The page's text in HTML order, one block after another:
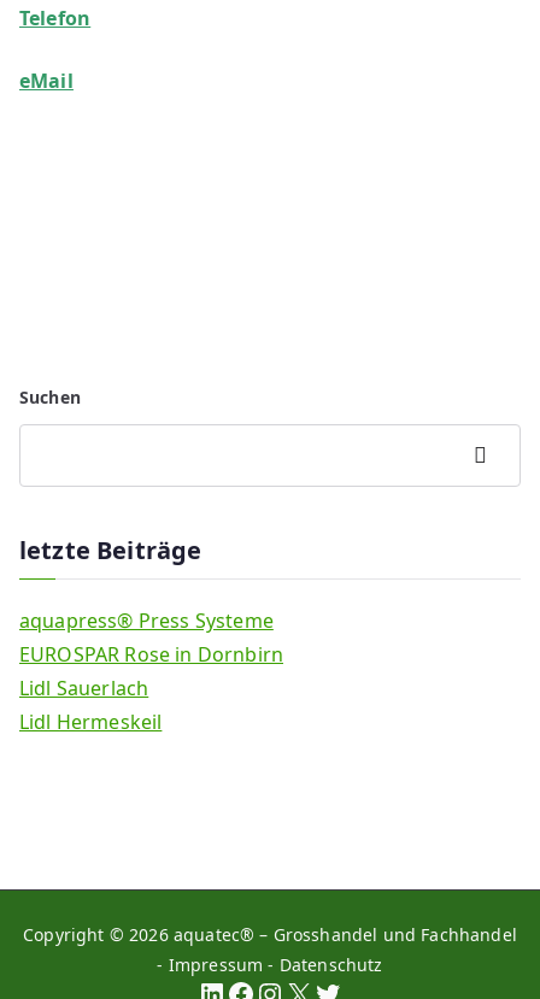
Telefon
eMail
Suchen
Suchen
letzte Beiträge
aquapress® Press Systeme
EUROSPAR Rose in Dornbirn
Lidl Sauerlach
Lidl Hermeskeil
Copyright © 2026 aquatec® – Grosshandel und Fachhandel
- Impressum - Datenschutz